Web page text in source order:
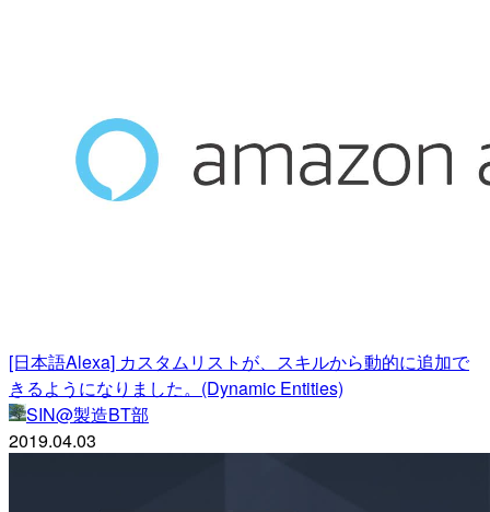
[日本語Alexa] カスタムリストが、スキルから動的に追加で
きるようになりました。(Dynamic Entities)
SIN@製造BT部
2019.04.03